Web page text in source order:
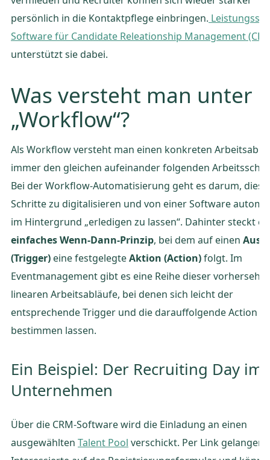
persönlich in die Kontaktpflege einbringen.
Software für Candidate Releationship Management
unterstützt sie dabei.
Was versteht man unter
„Workflow“?
Als Workflow versteht man einen konkreten
immer den gleichen aufeinander folgenden
Bei der Workflow-Automatisierung geht es darum, diese
Schritte zu digitalisieren und von einer Software
im Hintergrund „erledigen zu lassen“. Dahinter steckt
einfaches Wenn-Dann-Prinzip, bei dem auf einen
(Trigger) eine festgelegteAktion (Action)folgt. Im
Eventmanagement gibt es eine Reihe dieser
linearen Arbeitsabläufe, bei denen sich leicht der
entsprechende Trigger und die darauffolgende Action
bestimmen lassen.
Ein Beispiel: Der Recruiting Day im
Unternehmen
Über die CRM-Software wird die Einladung an einen
ausgewählten Talent Pool verschickt. Per Link gelangen